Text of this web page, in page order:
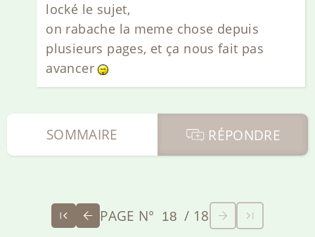
locké le sujet,
on rabache la meme chose depuis
plusieurs pages, et ça nous fait pas
avancer
RÉPONDRE
SOMMAIRE
PAGE N° / 18